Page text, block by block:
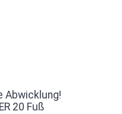
Abwicklung!
20 Fuß